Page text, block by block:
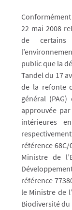
22 mai 2008
de
public que la
Tandel du 17
de la refonte
général
approuvée
intérieures
référence
Ministre de
référence
le Ministre de
Biodiversité du